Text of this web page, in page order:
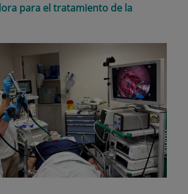
para el tratamiento de la